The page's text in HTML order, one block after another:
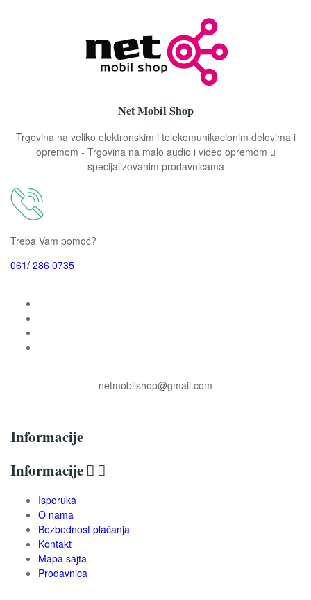
Net Mobil Shop
Trgovina na veliko elektronskim i telekomunikacionim delovima i
opremom - Trgovina na malo audio i video opremom u
specijalizovanim prodavnicama
Treba Vam pomoć?
061/ 286 0735
netmobilshop@gmail.com
Informacije
Informacije  
Isporuka
O nama
Bezbednost plaćanja
Kontakt
Mapa sajta
Prodavnica